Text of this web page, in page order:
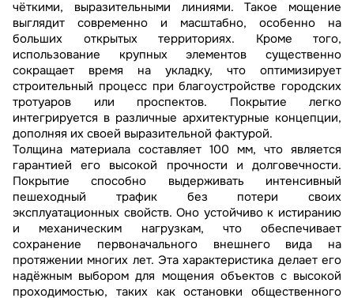
чёткими, выразительными линиями. Такое мощение
выглядит современно и масштабно, особенно на
больших открытых территориях. Кроме того,
использование крупных элементов существенно
сокращает время на укладку, что оптимизирует
строительный процесс при благоустройстве городских
тротуаров или проспектов. Покрытие легко
интегрируется в различные архитектурные концепции,
дополняя их своей выразительной фактурой.
Толщина материала составляет 100 мм, что является
гарантией его высокой прочности и долговечности.
Покрытие способно выдерживать интенсивный
пешеходный трафик без потери своих
эксплуатационных свойств. Оно устойчиво к истиранию
и механическим нагрузкам, что обеспечивает
сохранение первоначального внешнего вида на
протяжении многих лет. Эта характеристика делает его
надёжным выбором для мощения объектов с высокой
проходимостью, таких как остановки общественного